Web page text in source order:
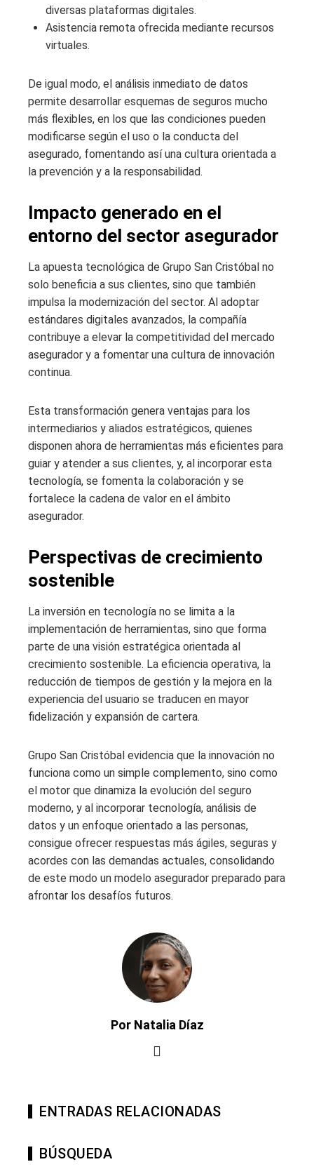
diversas plataformas digitales.
Asistencia remota ofrecida mediante recursos
virtuales.
De igual modo, el análisis inmediato de datos
permite desarrollar esquemas de seguros mucho
más flexibles, en los que las condiciones pueden
modificarse según el uso o la conducta del
asegurado, fomentando así una cultura orientada a
la prevención y a la responsabilidad.
Impacto generado en el
entorno del sector asegurador
La apuesta tecnológica de Grupo San Cristóbal no
solo beneficia a sus clientes, sino que también
impulsa la modernización del sector. Al adoptar
estándares digitales avanzados, la compañía
contribuye a elevar la competitividad del mercado
asegurador y a fomentar una cultura de innovación
continua.
Esta transformación genera ventajas para los
intermediarios y aliados estratégicos, quienes
disponen ahora de herramientas más eficientes para
guiar y atender a sus clientes, y, al incorporar esta
tecnología, se fomenta la colaboración y se
fortalece la cadena de valor en el ámbito
asegurador.
Perspectivas de crecimiento
sostenible
La inversión en tecnología no se limita a la
implementación de herramientas, sino que forma
parte de una visión estratégica orientada al
crecimiento sostenible. La eficiencia operativa, la
reducción de tiempos de gestión y la mejora en la
experiencia del usuario se traducen en mayor
fidelización y expansión de cartera.
Grupo San Cristóbal evidencia que la innovación no
funciona como un simple complemento, sino como
el motor que dinamiza la evolución del seguro
moderno, y al incorporar tecnología, análisis de
datos y un enfoque orientado a las personas,
consigue ofrecer respuestas más ágiles, seguras y
acordes con las demandas actuales, consolidando
de este modo un modelo asegurador preparado para
afrontar los desafíos futuros.
Por Natalia Díaz
ENTRADAS RELACIONADAS
BÚSQUEDA